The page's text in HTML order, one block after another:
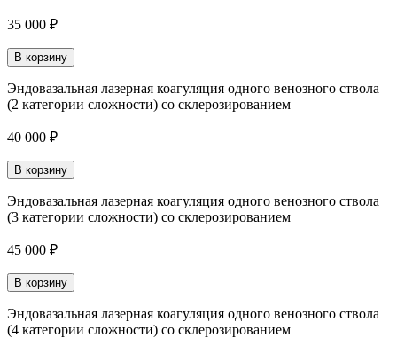
35 000 ₽
В корзину
Эндовазальная лазерная коагуляция одного венозного ствола
(2 категории сложности) со склерозированием
40 000 ₽
В корзину
Эндовазальная лазерная коагуляция одного венозного ствола
(3 категории сложности) со склерозированием
45 000 ₽
В корзину
Эндовазальная лазерная коагуляция одного венозного ствола
(4 категории сложности) со склерозированием